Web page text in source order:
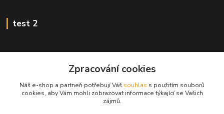
test 2
Kontakty
Zákaznická podpora
Zpracování cookies
Náš e-shop a partneři potřebují Váš souhlas s použitím souborů
cookies, aby Vám mohli zobrazovat informace týkající se Vašich
zájmů.